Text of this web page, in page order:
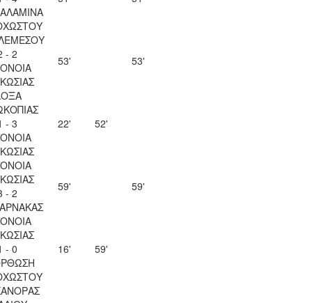
- 2
53' 53'
- 3
22' 52'
- 2
59' 59'
- 0
16' 59'